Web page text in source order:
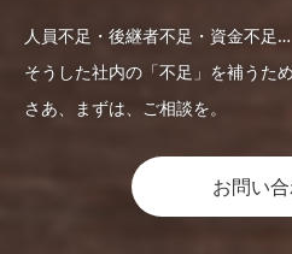
人員不足・後継者不足・資金不足…
そうした社内の「不足」を補うた
さあ、まずは、ご相談を。
お問い